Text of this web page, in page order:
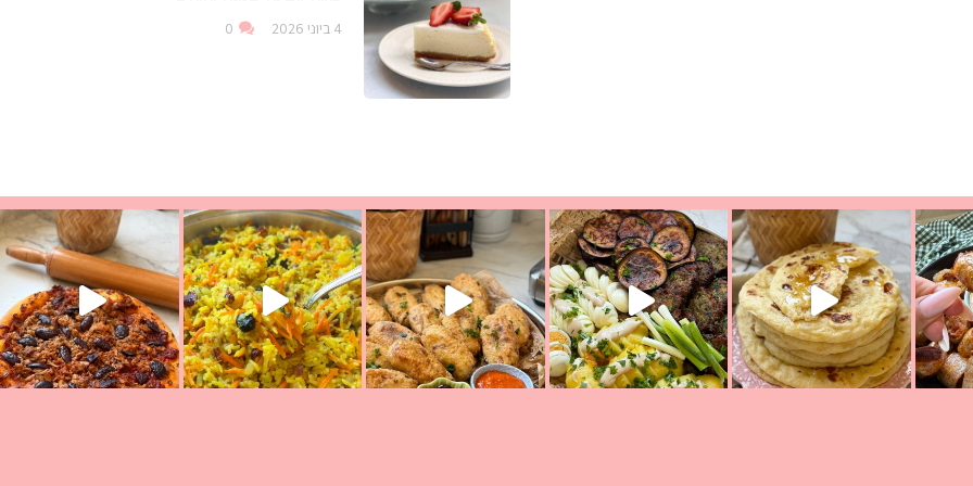
4 ביוני 2026 0
מעול
לאכול משהו אז מה בשבילכם? בפ
פסטל טוניסאי לתשעת הימים, חשבתי מה לחדש לכם ונראה
אורז יצירתי לתשעת הימים ולכבוד שבת קודשלמתכון
פיצה של תשעת הימים ולמה היא נקראת ככה? ההסבר בסרטו